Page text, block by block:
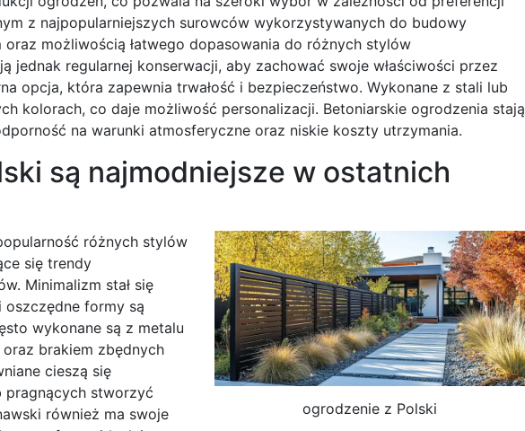
z najpopularniejszych surowców wykorzystywanych do budowy
możliwością łatwego dopasowania do różnych stylów
jednak regularnej konserwacji, aby zachować swoje właściwości przez
opcja, która zapewnia trwałość i bezpieczeństwo. Wykonane z stali lub
kolorach, co daje możliwość personalizacji. Betoniarskie ogrodzenia stają
na warunki atmosferyczne oraz niskie koszty utrzymania.
są najmodniejsze w ostatnich
ogrodzenie z Polski
różnych stylów
się trendy
Minimalizm stał się
formy są
wykonane są z metalu
brakiem zbędnych
cieszą się
pragnących stworzyć
również ma swoje